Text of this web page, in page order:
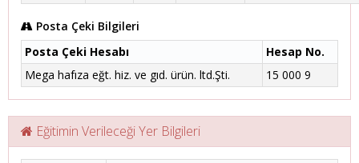
Posta Çeki Bilgileri
Posta Çeki Hesabı
Hesap No.
Mega hafıza eğt. hiz. ve gıd. ürün. ltd.Şti.
15 000 9
Eğitimin Verileceği Yer Bilgileri